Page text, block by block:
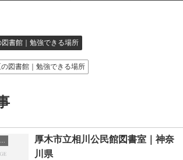
書館｜勉強できる場所
図書館｜勉強できる場所
神奈川県の図書館｜勉強できる場所
厚木市立相川公民館図書室｜神奈
川県